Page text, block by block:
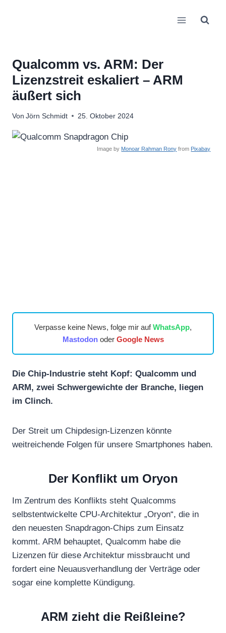
Qualcomm vs. ARM: Der
Lizenzstreit eskaliert – ARM
äußert sich
Von Jörn Schmidt 25. Oktober 2024
Image by Monoar Rahman Rony from Pixabay
Verpasse keine News, folge mir aufWhatsApp,
Mastodonoder Google News
Die Chip-Industrie steht Kopf: Qualcomm und
ARM, zwei Schwergewichte der Branche, liegen
im Clinch.
Der Streit um Chipdesign-Lizenzen könnte
weitreichende Folgen für unsere Smartphones haben.
Der Konflikt um Oryon
Im Zentrum des Konflikts steht Qualcomms
selbstentwickelte CPU-Architektur „Oryon“, die in
den neuesten Snapdragon-Chips zum Einsatz
kommt. ARM behauptet, Qualcomm habe die
Lizenzen für diese Architektur missbraucht und
fordert eine Neuausverhandlung der Verträge oder
sogar eine komplette Kündigung.
ARM zieht die Reißleine?